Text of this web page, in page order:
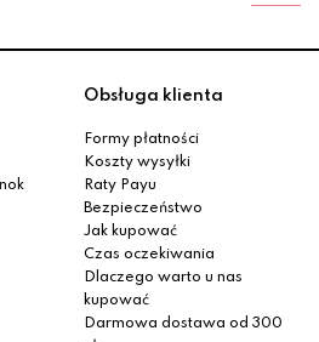
Obsługa klienta
Formy płatności
Koszty wysyłki
Raty Payu
Bezpieczeństwo
Jak kupować
Czas oczekiwania
Dlaczego warto u nas
kupować
Darmowa dostawa od 300